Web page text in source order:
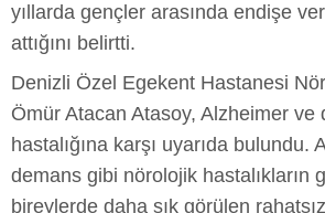
yıllarda gençler arasında endişe
attığını belirtti.
Denizli Özel Egekent Hastanesi
Ömür Atacan Atasoy, Alzheimer ve
hastalığına karşı uyarıda bulundu.
demans gibi nörolojik hastalıkların
bireylerde daha sık görülen